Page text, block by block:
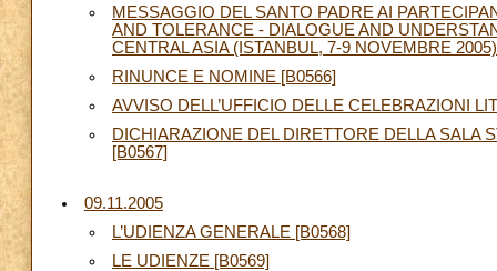
MESSAGGIO DEL SANTO PADRE AI
AND TOLERANCE - DIALOGUE AND
CENTRAL ASIA (ISTANBUL, 7-9 NOVEMBRE
RINUNCE E NOMINE [B0566]
AVVISO DELL’UFFICIO DELLE CELEBRAZIONI
DICHIARAZIONE DEL DIRETTORE DELLA SALA
[B0567]
09.11.2005
L’UDIENZA GENERALE [B0568]
LE UDIENZE [B0569]